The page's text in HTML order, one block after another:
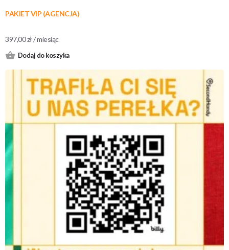
PAKIET VIP (AGENCJA)
397,00zł/ miesiąc
Dodaj do koszyka